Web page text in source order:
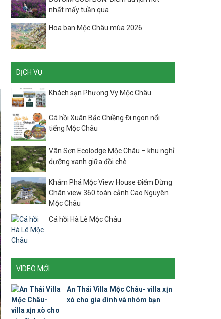
nhất mấy tuần qua
Hoa ban Mộc Châu mùa 2026
DỊCH VỤ
Khách sạn Phương Vy Mộc Châu
Cá hồi Xuân Bắc Chiềng Đi ngon nổi
tiếng Mộc Châu
Vân Sơn Ecolodge Mộc Châu – khu nghỉ
dưỡng xanh giữa đồi chè
Khám Phá Mộc View House Điểm Dừng
Chân view 360 toàn cảnh Cao Nguyên
Mộc Châu
Cá hồi Hà Lê Mộc Châu
VIDEO MỚI
An Thái Villa Mộc Châu- villa xịn
xò cho gia đình và nhóm bạn